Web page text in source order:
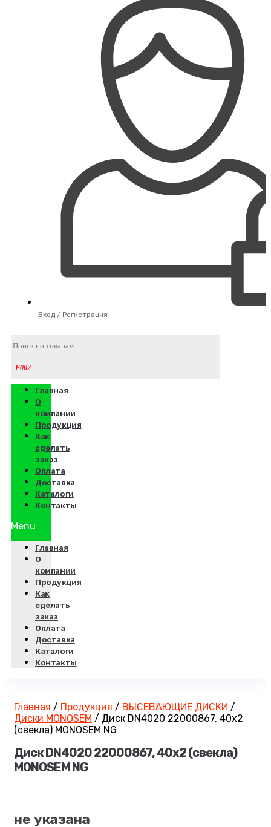
Вход / Регистрация
Главная
О
компании
Продукция
Как
сделать
заказ
Оплата
Доставка
Каталоги
Контакты
Menu
Главная
О
компании
Продукция
Как
сделать
заказ
Оплата
Доставка
Каталоги
Контакты
Главная / Продукция / ВЫСЕВАЮЩИЕ ДИСКИ /
Диски MONOSEM / Диск DN4020 22000867, 40х2
(свекла) MONOSEM NG
Диск DN4020 22000867, 40х2 (свекла)
MONOSEM NG
не указана